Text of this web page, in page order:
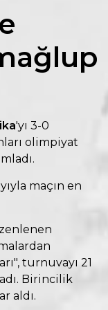
'yı 3-0
olimpiyat
maçın en
turnuvayı 21
Birincilik
aldı.